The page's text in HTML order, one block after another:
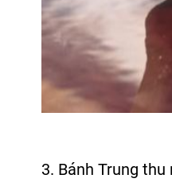
3. Bánh Trung